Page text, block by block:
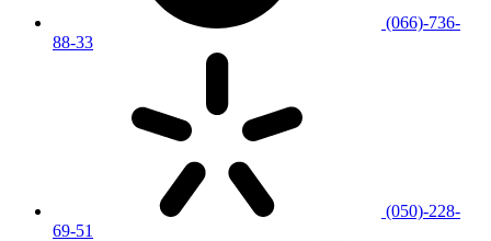
(066)-736-
88-33
(050)-228-
69-51